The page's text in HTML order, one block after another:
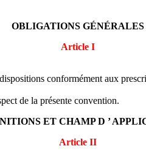
OBLIGATIONS GÉNÉRALES
Article I
conformément aux
de la présente convention.
ET CHAMP D ’
Article II